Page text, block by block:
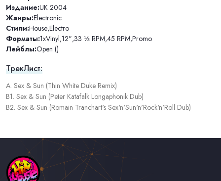
Издание:UK 2004
Жанры:Electronic
Стили:House,Electro
Форматы:1xVinyl,12",33 ⅓ RPM,45 RPM,Promo
Лейблы:Open ()
ТрекЛист:
A. Sex & Sun (Thin White Duke Remix)
B1. Sex & Sun (Peter Katafalk Longaphonik Dub)
B2. Sex & Sun (Romain Tranchart's Sex'n'Sun'n'Rock'n'Roll Dub)